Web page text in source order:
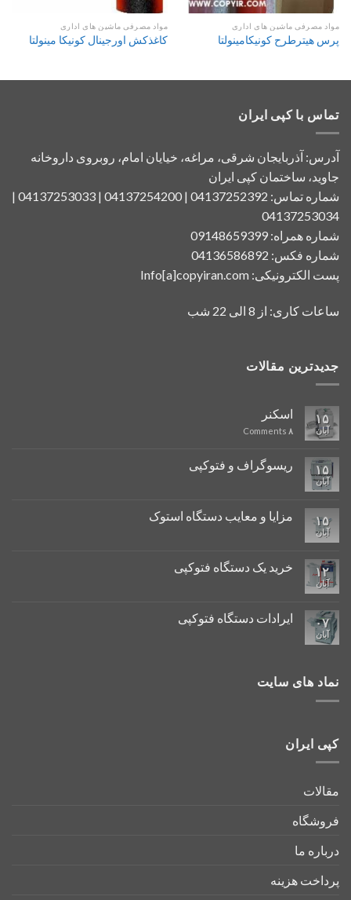
مواد مصرفی ماشین های اداری
پرس هیترطرح کونیکامینولتا
مواد مصرفی ماشین های اداری
کاغذکش اورجینال کونیکا مینولتا
تماس با کپی ایران
آدرس: آذربایجان شرقی، مراغه، خیایان امام، روبروی داروخانه
جاوید، ساختمان کپی ایران
شماره تماس: 04137252392 | 04137254200 | 04137253033 |
04137253034
شماره همراه: 09148659399
شماره فکس: 04136586892
پست الکترونیکی: Info[a]copyiran.com
ساعات کاری: از 8 الی 22 شب
جدیدترین مقالات
۱۵
آبان
اسکنر
۸
۱۵
آبان
ریسوگراف و فتوکپی
۱۵
آبان
مزایا و معایب دستگاه استوک
۱۲
آبان
خرید یک دستگاه فتوکپی
۰۷
آبان
ایرادات دستگاه فتوکپی
نماد های سایت
کپی ایران
مقالات
فروشگاه
درباره ما
پرداخت هزینه